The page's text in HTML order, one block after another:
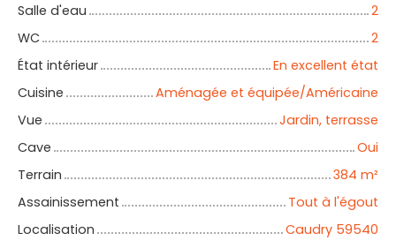
Salle d'eau
2
WC
2
État intérieur
En excellent état
Cuisine
Aménagée et équipée/Américaine
Vue
Jardin, terrasse
Cave
Oui
Terrain
384 m²
Assainissement
Tout à l'égout
Localisation
Caudry 59540